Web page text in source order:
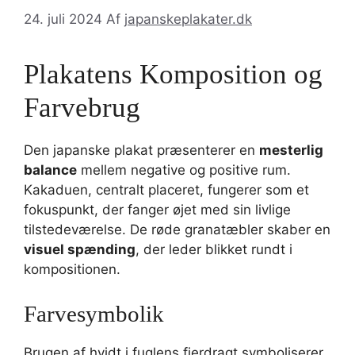
24. juli 2024 Af japanskeplakater.dk
Plakatens Komposition og
Farvebrug
Den japanske plakat præsenterer en mesterlig
balance mellem negative og positive rum.
Kakaduen, centralt placeret, fungerer som et
fokuspunkt, der fanger øjet med sin livlige
tilstedeværelse. De røde granatæbler skaber en
visuel spænding, der leder blikket rundt i
kompositionen.
Farvesymbolik